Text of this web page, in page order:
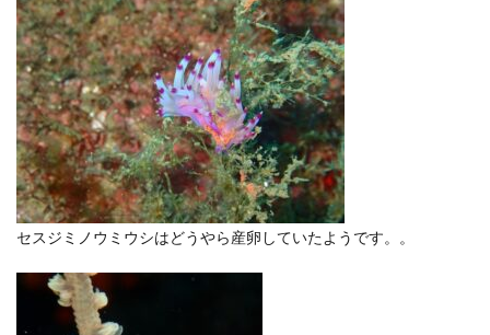
セスジミノウミウシはどうやら産卵していたようです。。